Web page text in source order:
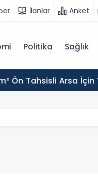
İlanlar Anket
Politika Sağlık
Ön Tahsisli Arsa